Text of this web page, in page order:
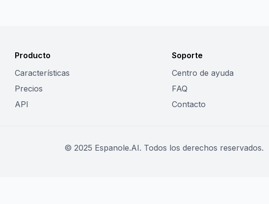
Producto
Características
Precios
API
Soporte
Centro de ayuda
FAQ
Contacto
© 2025 Espanole.AI. Todos los derechos reservados.